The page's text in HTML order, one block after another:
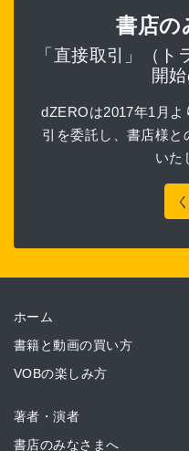
書店の
「直接取引」（ト
開
dZEROは2017年1月よ
引を委託し、書店様
いた
ホーム
書籍と動画の買い方
VOBの楽しみ方
著者・演者
書店のみなさまへ